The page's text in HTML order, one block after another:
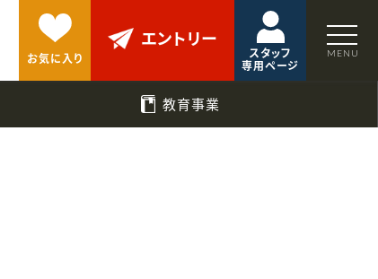
お気に入り
エントリー
スタッフ
専用ページ
教育事業